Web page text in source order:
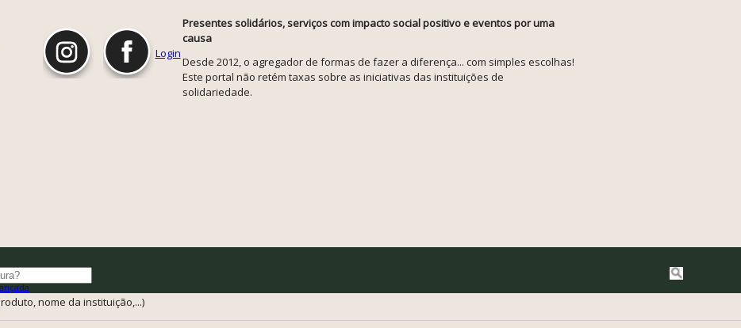
Login
Presentes solidários, serviços com impacto social positivo e eventos por uma
causa
Desde 2012, o agregador de formas de fazer a diferença... com simples escolhas!
Este portal não retém taxas sobre as iniciativas das instituições de
solidariedade.
nome da instituição,...)